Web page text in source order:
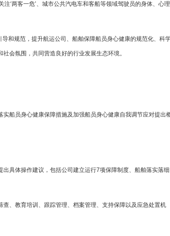
‘两客一危’、城市公共汽电车和客船等领域驾驶员的身体、心理
和规范，提升航运公司、船舶保障船员身心健康的规范化、科
会氛围，共同营造良好的行业发展生态环境。
实船员身心健康保障措施及加强船员身心健康自我调节应对提出
出具体操作建议，包括公司建立运行7项保障制度、船舶落实落细
、教育培训、跟踪管理、档案管理、支持保障以及应急处置机